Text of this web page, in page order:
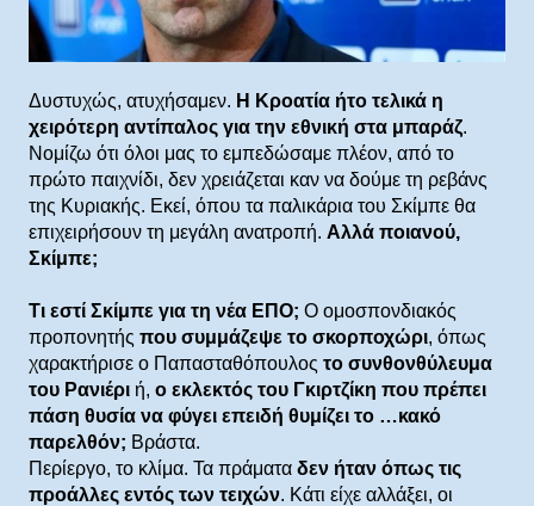
Δυστυχώς, ατυχήσαμεν. Η Κροατία ήτο τελικά η
χειρότερη αντίπαλος για την εθνική στα μπαράζ.
Νομίζω ότι όλοι μας το εμπεδώσαμε πλέον, από το
πρώτο παιχνίδι, δεν χρειάζεται καν να δούμε τη ρεβάνς
της Κυριακής. Εκεί, όπου τα παλικάρια του Σκίμπε θα
επιχειρήσουν τη μεγάλη ανατροπή. Αλλά ποιανού,
Σκίμπε;
Τι εστί Σκίμπε για τη νέα ΕΠΟ; Ο ομοσπονδιακός
προπονητής που συμμάζεψε το σκορποχώρι, όπως
χαρακτήρισε ο Παπασταθόπουλος το συνθονθύλευμα
του Ρανιέρι ή, ο εκλεκτός του Γκιρτζίκη που πρέπει
πάση θυσία να φύγει επειδή θυμίζει το …κακό
παρελθόν; Βράστα.
Περίεργο, το κλίμα. Τα πράματα δεν ήταν όπως τις
προάλλες εντός των τειχών. Κάτι είχε αλλάξει, οι